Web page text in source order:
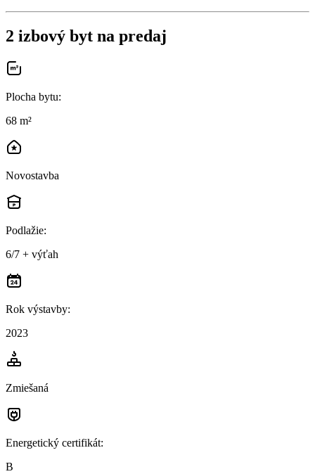
2 izbový byt na predaj
Plocha bytu:
68 m²
Novostavba
Podlažie:
6/7 + výťah
Rok výstavby:
2023
Zmiešaná
Energetický certifikát:
B